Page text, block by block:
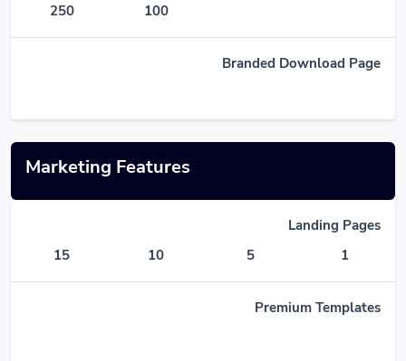
100
250
Branded Download Page
Marketing Features
Landing Pages
1
5
10
15
Premium Templates